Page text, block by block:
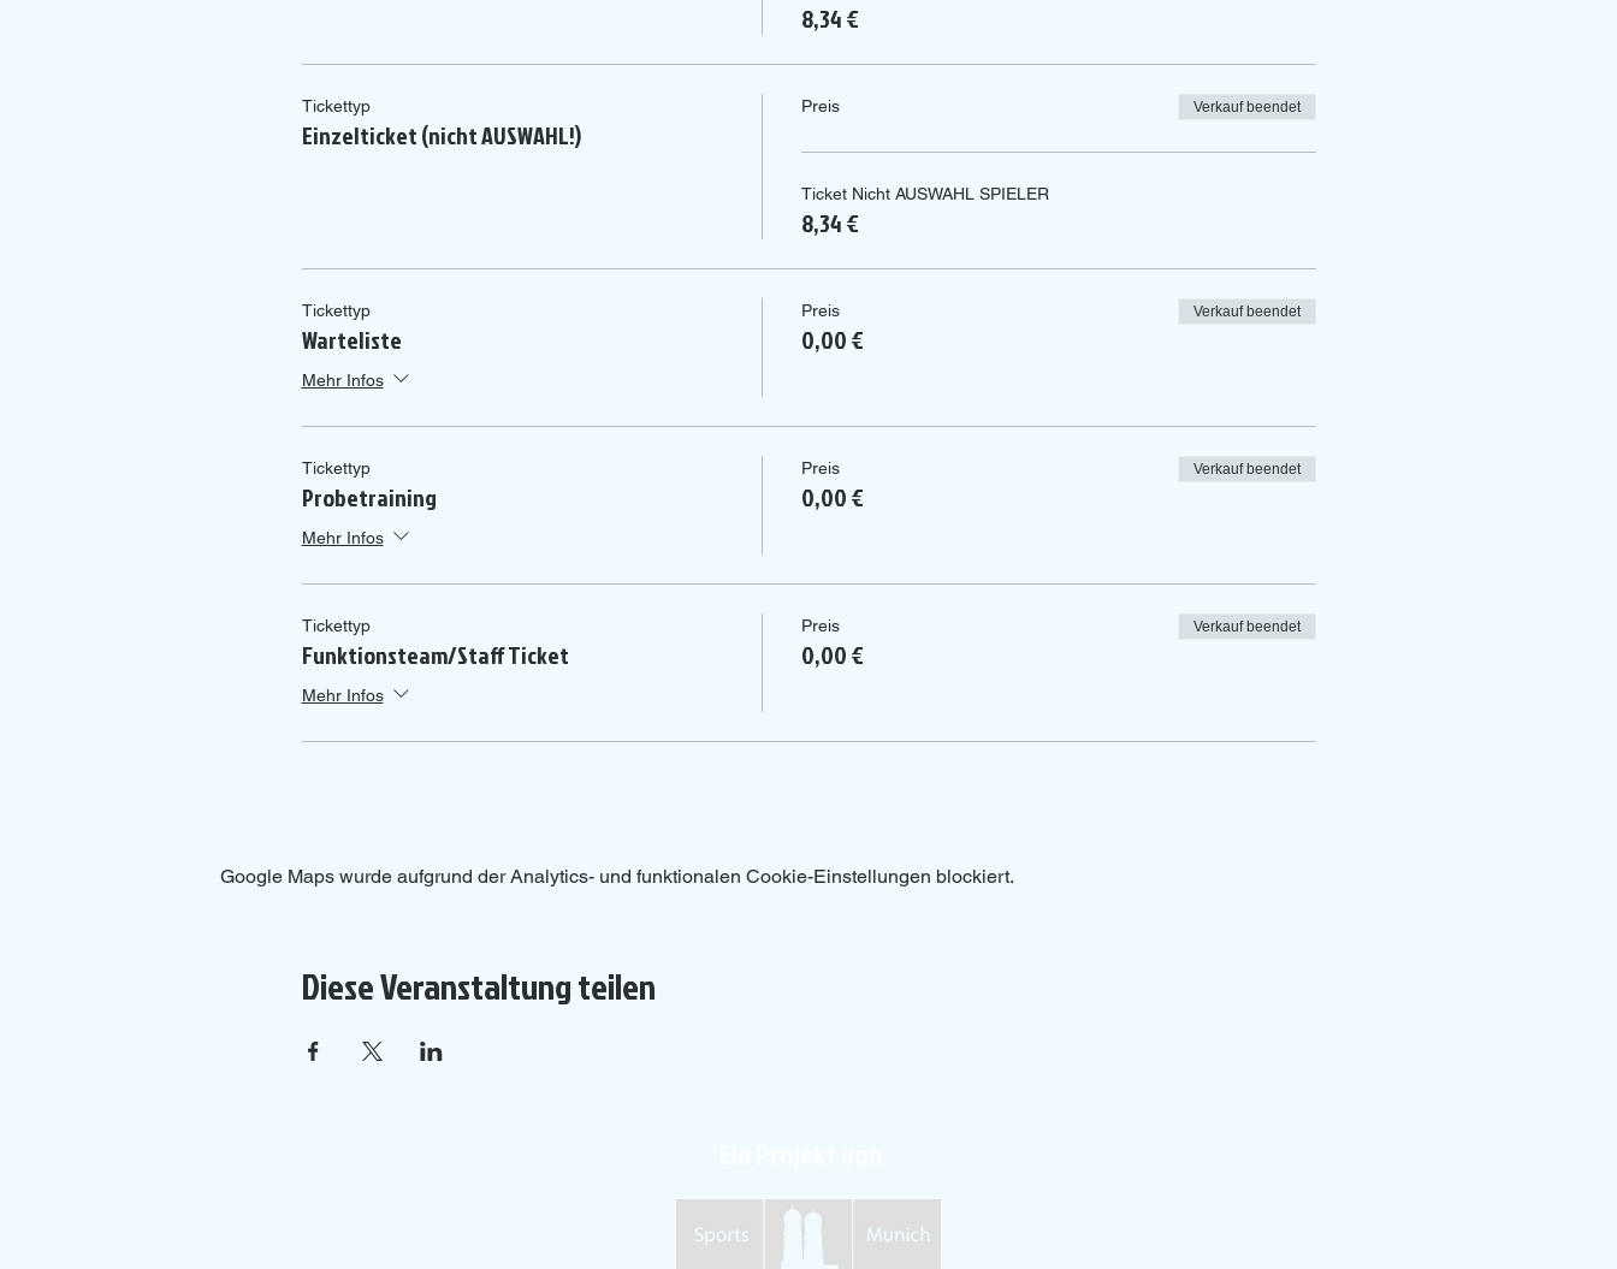
8,34 €
Tickettyp
Einzelticket (nicht AUSWAHL!)
Preis Verkauf beendet
Ticket Nicht AUSWAHL SPIELER
8,34 €
Tickettyp
Warteliste
Mehr Infos
Preis
0,00 €
Verkauf beendet
Tickettyp
Probetraining
Mehr Infos
Preis
0,00 €
Verkauf beendet
Tickettyp
Funktionsteam/Staff Ticket
Mehr Infos
Preis
0,00 €
Verkauf beendet
Google Maps wurde aufgrund der Analytics- und funktionalen Cookie-Einstellungen blockiert.
Diese Veranstaltung teilen